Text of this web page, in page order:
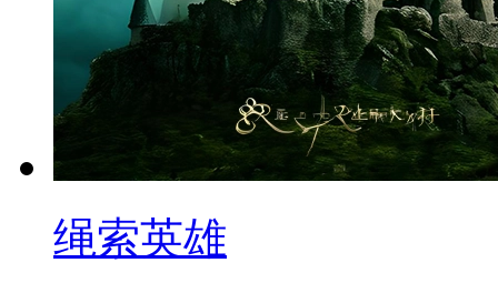
绳索英雄